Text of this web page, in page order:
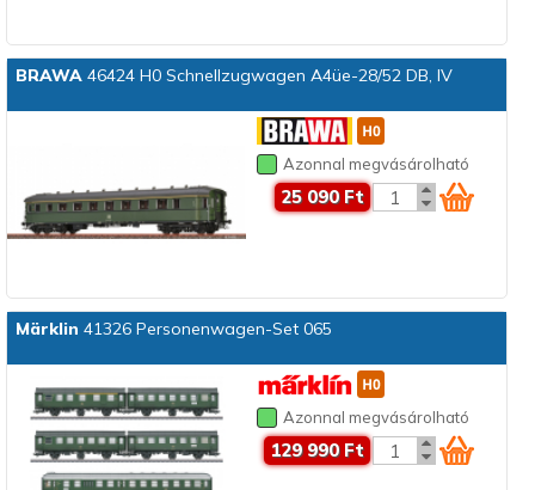
BRAWA46424 H0 Schnellzugwagen A4üe-28/52 DB, IV
Azonnal megvásárolható
25 090 Ft
Märklin 41326 Personenwagen-Set 065
Azonnal megvásárolható
129 990 Ft